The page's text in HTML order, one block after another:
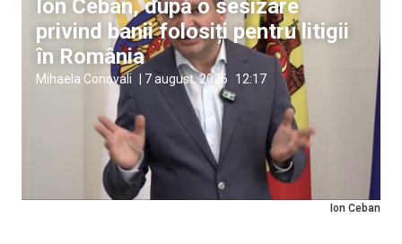
Ion Ceban
Ion Ceban, după o sesizare
privind banii folosiți pentru litigii
în România
Mihaela Conovali 7 august, 2026 12:17